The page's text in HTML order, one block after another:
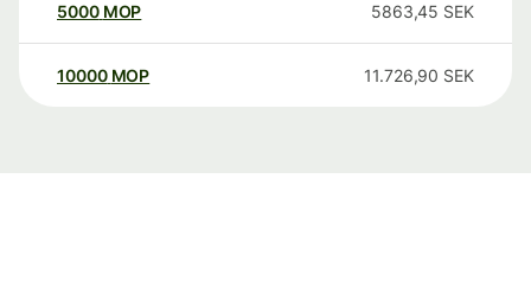
5000 MOP 5863,45 SEK
10000 MOP 11.726,90 SEK